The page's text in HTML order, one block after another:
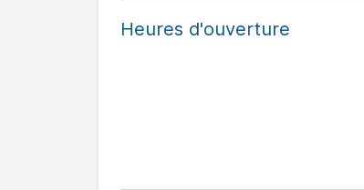
Heures d'ouverture